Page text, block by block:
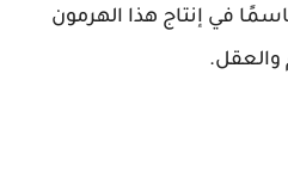
في إنتاج هذا الهرمون
والعقل.